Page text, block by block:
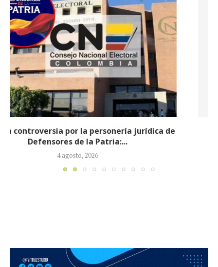
Abelardo de la Espriella completa su gabinete
ministerial con la designación de...
3 agosto, 2026